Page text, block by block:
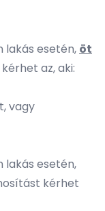
lakás esetén, öt
az, aki:
vagy
lakás esetén,
kérhet